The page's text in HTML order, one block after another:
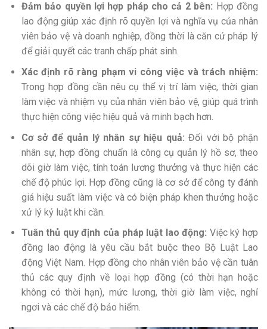
Đảm bảo quyền lợi hợp pháp cho cả 2 bên: Hợp đồng
lao động giúp xác định rõ quyền lợi và nghĩa vụ của nhân
viên bảo vệ và doanh nghiệp, đồng thời là căn cứ pháp lý
để giải quyết các tranh chấp phát sinh.
Xác định rõ ràng phạm vi công việc và trách nhiệm:
Trong hợp đồng cần nêu cụ thể vị trí làm việc, thời gian
làm việc và nhiệm vụ của nhân viên bảo vệ, giúp quá trình
thực hiện công việc hiệu quả và minh bạch hơn.
Cơ sở để quản lý nhân sự hiệu quả:Đối với bộ phận
nhân sự, hợp đồng chuẩn là công cụ quản lý hồ sơ, theo
dõi giờ làm việc, tính toán lương thưởng và thực hiện các
chế độ phúc lợi. Hợp đồng cũng là cơ sở để công ty đánh
giá hiệu suất làm việc và có biện pháp khen thưởng hoặc
xử lý kỷ luật khi cần.
Tuân thủ quy định của pháp luật lao động: Việc ký hợp
đồng lao động là yêu cầu bắt buộc theo Bộ Luật Lao
động Việt Nam. Hợp đồng cho nhân viên bảo vệ cần tuân
thủ các quy định về loại hợp đồng (có thời hạn hoặc
không có thời hạn), mức lương, thời giờ làm việc, nghỉ
ngơi và các chế độ bảo hiểm.